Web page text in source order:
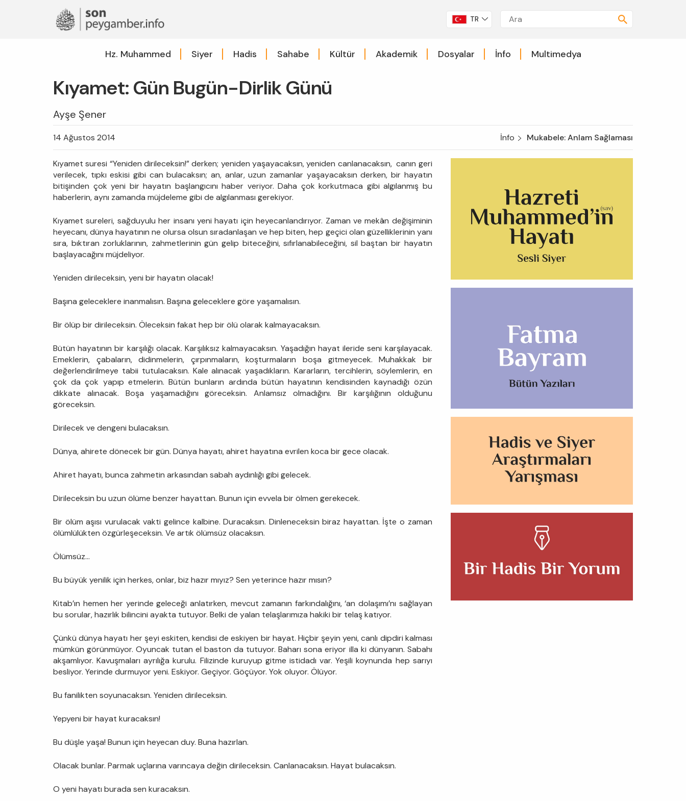
TR
Hz. Muhammed Siyer Hadis Sahabe Kültür Akademik Dosyalar İnfo Multimedya
Kıyamet: Gün Bugün-Dirlik Günü
Ayşe Şener
14 Ağustos 2014 İnfo Mukabele: Anlam Sağlaması
Kıyamet suresi “Yeniden dirileceksin!” derken; yeniden yaşayacaksın, yeniden canlanacaksın, canın geri
verilecek, tıpkı eskisi gibi can bulacaksın; an, anlar, uzun zamanlar yaşayacaksın derken, bir hayatın
bitişinden çok yeni bir hayatın başlangıcını haber veriyor. Daha çok korkutmaca gibi algılanmış bu
haberlerin, aynı zamanda müjdeleme gibi de algılanması gerekiyor.
Kıyamet sureleri, sağduyulu her insanı yeni hayatı için heyecanlandırıyor. Zaman ve mekân değişiminin
heyecanı, dünya hayatının ne olursa olsun sıradanlaşan ve hep biten, hep geçici olan güzelliklerinin yanı
sıra, bıktıran zorluklarının, zahmetlerinin gün gelip biteceğini, sıfırlanabileceğini, sil baştan bir hayatın
başlayacağını müjdeliyor.
Yeniden dirileceksin, yeni bir hayatın olacak!
Başına geleceklere inanmalısın. Başına geleceklere göre yaşamalısın.
Bir ölüp bir dirileceksin. Öleceksin fakat hep bir ölü olarak kalmayacaksın.
Bütün hayatının bir karşılığı olacak. Karşılıksız kalmayacaksın. Yaşadığın hayat ileride seni karşılayacak.
Emeklerin, çabaların, didinmelerin, çırpınmaların, koşturmaların boşa gitmeyecek. Muhakkak bir
değerlendirilmeye tabii tutulacaksın. Kale alınacak yaşadıkların. Kararların, tercihlerin, söylemlerin, en
çok da çok yapıp etmelerin. Bütün bunların ardında bütün hayatının kendisinden kaynadığı özün
dikkate alınacak. Boşa yaşamadığını göreceksin. Anlamsız olmadığını. Bir karşılığının olduğunu
göreceksin.
Dirilecek ve dengeni bulacaksın.
Dünya, ahirete dönecek bir gün. Dünya hayatı, ahiret hayatına evrilen koca bir gece olacak.
Ahiret hayatı, bunca zahmetin arkasından sabah aydınlığı gibi gelecek.
Dirileceksin bu uzun ölüme benzer hayattan. Bunun için evvela bir ölmen gerekecek.
Bir ölüm aşısı vurulacak vakti gelince kalbine. Duracaksın. Dinleneceksin biraz hayattan. İşte o zaman
ölümlülükten özgürleşeceksin. Ve artık ölümsüz olacaksın.
Ölümsüz…
Bu büyük yenilik için herkes, onlar, biz hazır mıyız? Sen yeterince hazır mısın?
Kitab’ın hemen her yerinde geleceği anlatırken, mevcut zamanın farkındalığını, ‘an dolaşımı’nı sağlayan
bu sorular, hazırlık bilincini ayakta tutuyor. Belki de yalan telaşlarımıza hakiki bir telaş katıyor.
Çünkü dünya hayatı her şeyi eskiten, kendisi de eskiyen bir hayat. Hiçbir şeyin yeni, canlı dipdiri kalması
mümkün görünmüyor. Oyuncak tutan el baston da tutuyor. Baharı sona eriyor illa ki dünyanın. Sabahı
akşamlıyor. Kavuşmaları ayrılığa kurulu. Filizinde kuruyup gitme istidadı var. Yeşili koynunda hep sarıyı
besliyor. Yerinde durmuyor yeni. Eskiyor. Geçiyor. Göçüyor. Yok oluyor. Ölüyor.
Bu fanilikten soyunacaksın. Yeniden dirileceksin.
Yepyeni bir hayat kuracaksın!
Bu düşle yaşa! Bunun için heyecan duy. Buna hazırlan.
Olacak bunlar. Parmak uçlarına varıncaya değin dirileceksin. Canlanacaksın. Hayat bulacaksın.
O yeni hayatı burada sen kuracaksın.